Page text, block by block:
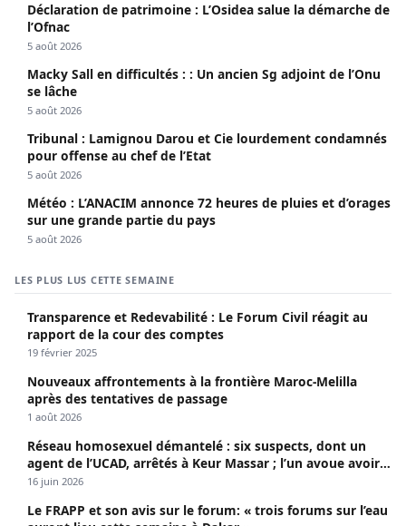
Déclaration de patrimoine : L’Osidea salue la démarche de
l’Ofnac
5 août 2026
Macky Sall en difficultés : : Un ancien Sg adjoint de l’Onu
se lâche
5 août 2026
Tribunal : Lamignou Darou et Cie lourdement condamnés
pour offense au chef de l’Etat
5 août 2026
Météo : L’ANACIM annonce 72 heures de pluies et d’orages
sur une grande partie du pays
5 août 2026
LES PLUS LUS CETTE SEMAINE
Transparence et Redevabilité : Le Forum Civil réagit au
rapport de la cour des comptes
19 février 2025
Nouveaux affrontements à la frontière Maroc-Melilla
après des tentatives de passage
1 août 2026
Réseau homosexuel démantelé : six suspects, dont un
agent de l’UCAD, arrêtés à Keur Massar ; l’un avoue avoir
propagé le VIH depuis 2018
16 juin 2026
Le FRAPP et son avis sur le forum: « trois forums sur l’eau